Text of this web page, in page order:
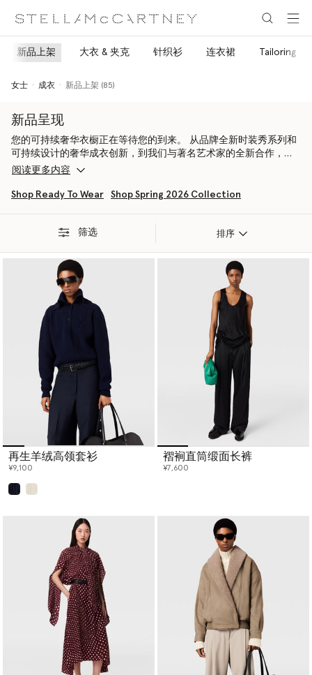
新品上架 大衣 & 夹克 针织衫 连衣裙 Tailoring
女士 成衣 新品上架 (85)
新品呈现
您的可持续奢华衣橱正在等待您的到来。 从品牌全新时装秀系列和
可持续设计的奢华成衣创新，到我们与著名艺术家的全新合作，每
一件Stella McCartney作品的设计都以可持续发展和地球母亲为
不断进取。我们致力于成为一家身怀道德感的现代公司，我们相
责。因此，我们不断创新，从工作室的设计到店内的实践，以及我
们生产产品的地点和方式，都在以新的方式实现可持续发展。
再无皮革。Stella McCartney作为使用替代材料运动的先驱，从未在
品牌系列中使用过任何皮革、羽毛、毛皮或兽皮，以后也不会。不
仅如此，Stella支持再生农业和循环利用，采用新的商业模式，改变
服装的采购、生产、销售、共享、维修和再利用方式，手工制作可
长期使用的产品，减少对环境的影响。
阅读更多内容
Shop Ready To Wear Shop Spring 2026 Collection
筛选 排序
再生羊绒高领套衫
¥9,100
褶裥直筒缎面长裤
¥7,600